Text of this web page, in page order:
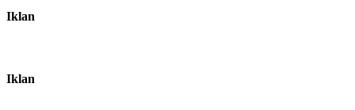
Iklan
Iklan